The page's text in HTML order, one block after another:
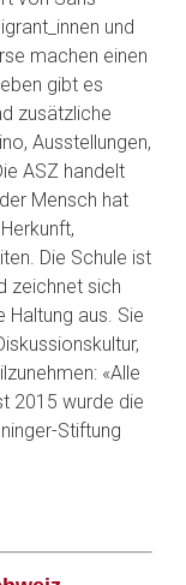
und
machen einen
gibt es
zusätzliche
Ausstellungen,
ASZ handelt
Mensch hat
Die Schule ist
zeichnet sich
Haltung aus. Sie
«Alle
2015 wurde die
Stiftung